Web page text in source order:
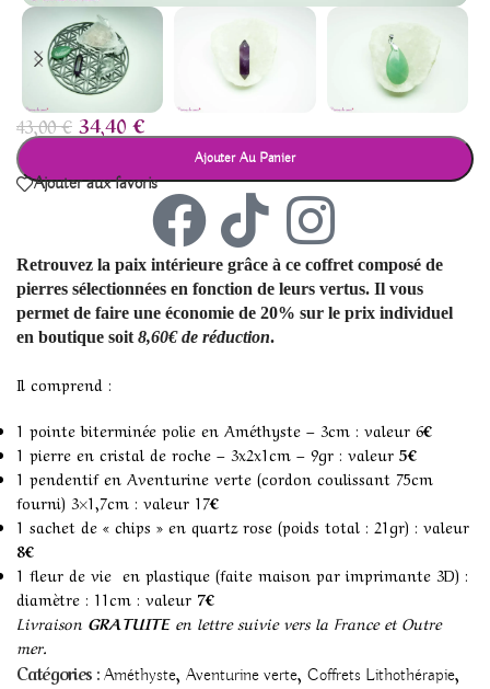
43,00€ 34,40€
Ajouter Au Panier
Ajouter aux favoris
Retrouvez la paix intérieure grâce à ce coffret composé de
pierres sélectionnées en fonction de leurs vertus. Il vous
permet de faire une économie de 20% sur le prix individuel
en boutique soit 8,60€ de réduction.
Il comprend :
1 pointe biterminée polie en Améthyste – 3cm : valeur 6€
1 pierre en cristal de roche – 3x2x1cm – 9gr : valeur 5€
1 pendentif en Aventurine verte (cordon coulissant 75cm
fourni) 3×1,7cm : valeur 17€
1 sachet de « chips » en quartz rose (poids total : 21gr) : valeur
8€
1 fleur de vie en plastique (faite maison par imprimante 3D) :
diamètre : 11cm : valeur 7€
Livraison GRATUITEen lettre suivie vers la France et Outre
mer.
Catégories : Améthyste, Aventurine verte, Coffrets Lithothérapie,